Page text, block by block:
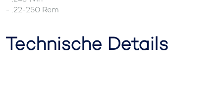
- .22-250 Rem
Technische Details